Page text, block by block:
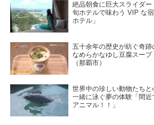
絶品朝食に巨大スライダ
旬ホテルで味わう VIP な
ホテル」
五十余年の歴史が紡ぐ奇跡
なめらかなゆし豆腐スープ
（那覇市）
世界中の珍しい動物たちと
一緒に泳ぐ夢の体験「間近
アニマル！！」